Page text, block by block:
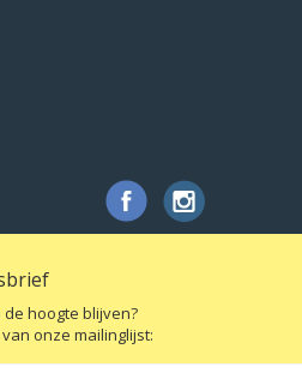
de hoogte blijven?
onze mailinglijst: